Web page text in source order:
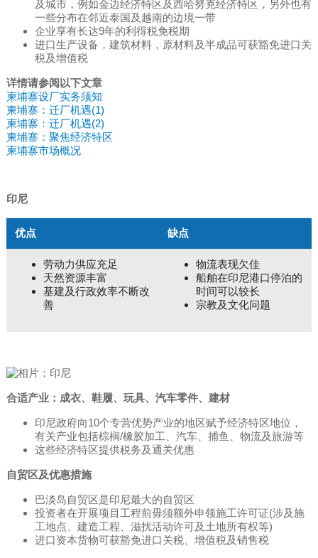
及城市，例如金边经济特区及西哈努克经济特区，另外也有
一些分布在邻近泰国及越南的边境一带
企业享有长达9年的利得税免税期
进口生产设备，建筑材料，原材料及半成品可获豁免进口关
税及增值税
详情请参阅以下文章
柬埔寨设厂实务须知
柬埔寨：迁厂机遇(1)
柬埔寨：迁厂机遇(2)
柬埔寨：聚焦经济特区
柬埔寨市场概况
印尼
优点 缺点
劳动力供应充足
天然资源丰富
基建及行政效率不断改
善
物流表现欠佳
船舶在印尼港口停泊的
时间可以较长
宗教及文化问题
合适产业：成衣、鞋履、玩具、汽车零件、建材
印尼政府向10个专营优势产业的地区赋予经济特区地位，
有关产业包括棕榈/橡胶加工、汽车、捕鱼、物流及旅游等
这些经济特区提供税务及通关优惠
自贸区及优惠措施
巴淡岛自贸区是印尼最大的自贸区
投资者在开展项目工程前毋须额外申领施工许可证(涉及施
工地点、建造工程、滋扰活动许可及土地所有权等)
进口资本货物可获豁免进口关税、增值税及销售税